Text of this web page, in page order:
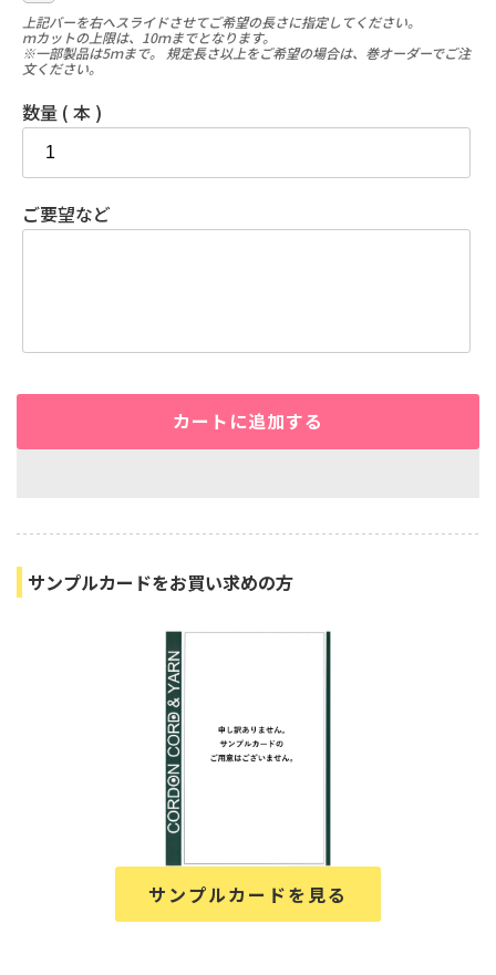
上記バーを右へスライドさせてご希望の長さに指定してください。
ｍカットの上限は、10ｍまでとなります。
※一部製品は5ｍまで。 規定長さ以上をご希望の場合は、巻オーダーでご注
文ください。
数量 ( 本 )
ご要望など
カートに追加する
サンプルカードをお買い求めの方
サンプルカードを見る